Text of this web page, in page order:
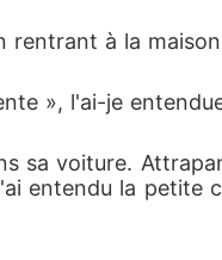
rentrant à la
», l'ai-je
sa voiture.
entendu la petite